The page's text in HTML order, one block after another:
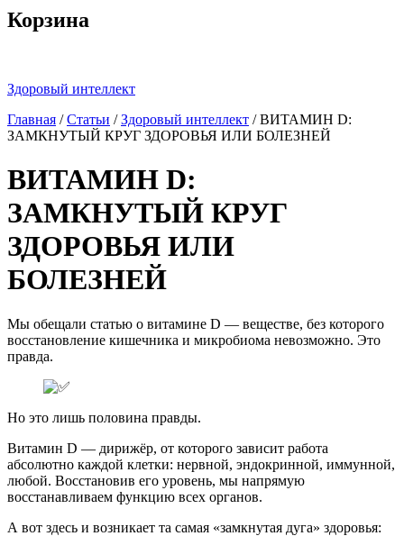
Корзина
Здоровый интеллект
Главная /Статьи /Здоровый интеллект /ВИТАМИН D:
ЗАМКНУТЫЙ КРУГ ЗДОРОВЬЯ ИЛИ БОЛЕЗНЕЙ
ВИТАМИН D:
ЗАМКНУТЫЙ КРУГ
ЗДОРОВЬЯ ИЛИ
БОЛЕЗНЕЙ
Мы обещали статью о витамине D — веществе, без которого
восстановление кишечника и микробиома невозможно. Это
правда.
Но это лишь половина правды.
Витамин D — дирижёр, от которого зависит работа
абсолютно каждой клетки: нервной, эндокринной, иммунной,
любой. Восстановив его уровень, мы напрямую
восстанавливаем функцию всех органов.
А вот здесь и возникает та самая «замкнутая дуга» здоровья: